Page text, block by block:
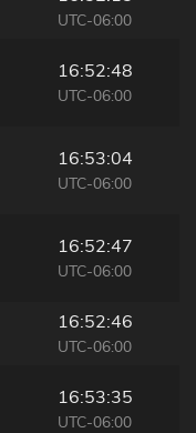
UTC-06:00
16:52:48
UTC-06:00
16:53:04
UTC-06:00
16:52:47
UTC-06:00
16:52:46
UTC-06:00
16:53:35
UTC-06:00